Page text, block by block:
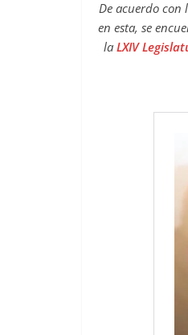
De acuerdo
en esta, se
la LXIV